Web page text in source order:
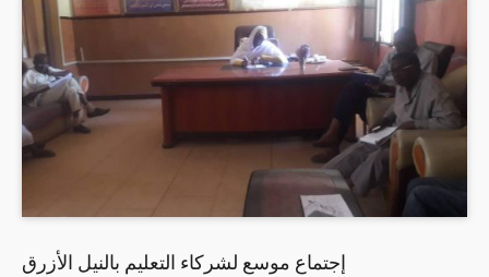
إجتماع موسع لشركاء التعليم بالنيل الأزرق